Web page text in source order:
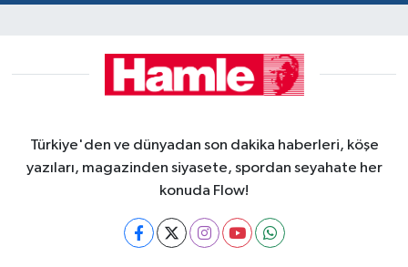
Türkiye'den ve dünyadan son dakika haberleri, köşe
yazıları, magazinden siyasete, spordan seyahate her
konuda Flow!